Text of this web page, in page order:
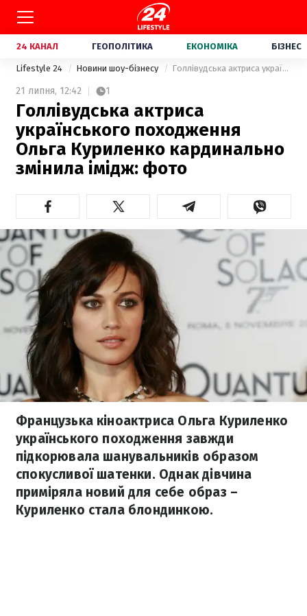
24 КАНАЛ ГЕОПОЛІТИКА ЕКОНОМІКА БІЗНЕС
Lifestyle 24 Новини шоу-бізнесу Голлівудська актриса українського походження Ольга Куриленко кардинально змінила імідж: фото
21 липня, 12:42 1
Голлівудська актриса
українського походження
Ольга Куриленко кардинально
змінила імідж: фото
Французька кіноактриса Ольга Куриленко
українського походження завжди
підкорювала шанувальників образом
спокусливої шатенки. Однак дівчина
приміряла новий для себе образ –
Куриленко стала блондинкою.